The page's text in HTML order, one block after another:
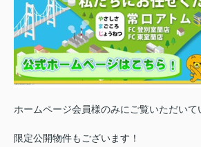
ホームページ会員様のみにご覧いただいて
限定公開物件もございます！